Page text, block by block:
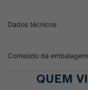
Dados técnicos
Conteúdo da embalagem
QUEM